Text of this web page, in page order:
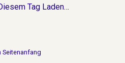
Tag Laden…
Seitenanfang